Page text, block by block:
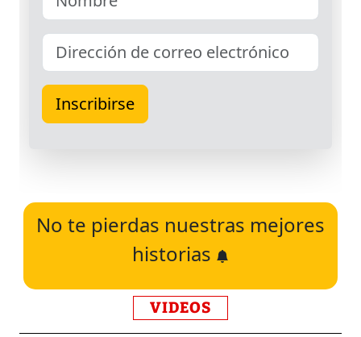
No te pierdas nuestras mejores
historias
VIDEOS